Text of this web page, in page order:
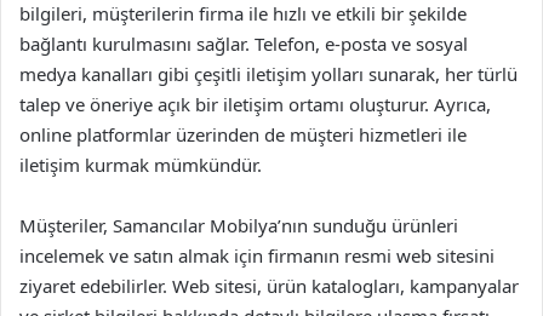
bilgileri, müşterilerin firma ile hızlı ve etkili bir şekilde
bağlantı kurulmasını sağlar. Telefon, e-posta ve sosyal
medya kanalları gibi çeşitli iletişim yolları sunarak, her türlü
talep ve öneriye açık bir iletişim ortamı oluşturur. Ayrıca,
online platformlar üzerinden de müşteri hizmetleri ile
iletişim kurmak mümkündür.
Müşteriler, Samancılar Mobilya’nın sunduğu ürünleri
incelemek ve satın almak için firmanın resmi web sitesini
ziyaret edebilirler. Web sitesi, ürün katalogları, kampanyalar